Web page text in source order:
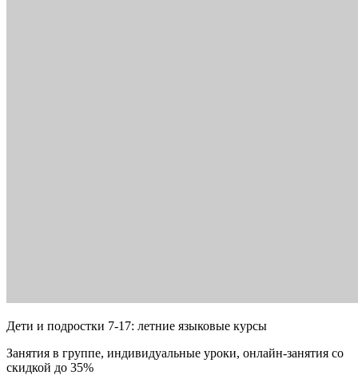
Дети и подростки 7-17: летние языковые курсы
Занятия в группе, индивидуальные уроки, онлайн-занятия со
скидкой до 35%